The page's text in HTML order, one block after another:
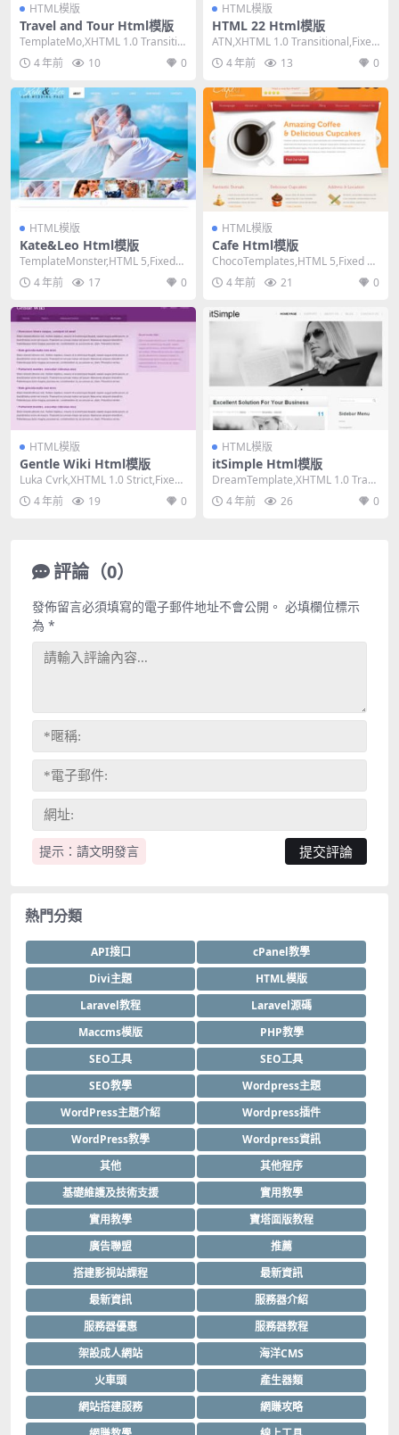
HTML模版
Travel and Tour Html模版
TemplateMo,XHTML 1.0 Transitio
nal,Fixed ...
4 年前 10 0
HTML模版
HTML 22 Html模版
ATN,XHTML 1.0 Transitional,Fixed
Width, ...
4 年前 13 0
HTML模版
Kate&Leo Html模版
TemplateMonster,HTML 5,Fixed
Width, Mixe...
4 年前 17 0
HTML模版
Cafe Html模版
ChocoTemplates,HTML 5,Fixed Wi
dth, 2 Col...
4 年前 21 0
HTML模版
Gentle Wiki Html模版
Luka Cvrk,XHTML 1.0 Strict,Fixed
Width, ...
4 年前 19 0
HTML模版
itSimple Html模版
DreamTemplate,XHTML 1.0 Trans
itional,Fix...
4 年前 26 0
評論（0）
提示：請文明發言
發佈留言必須填寫的電子郵件地址不會公開。 必填欄位標示
為 *
熱門分類
API接口
cPanel教學
Divi主題
HTML模版
Laravel教程
Laravel源碼
Maccms模版
PHP教學
SEO工具
SEO工具
SEO教學
Wordpress主題
WordPress主題介紹
Wordpress插件
WordPress教學
Wordpress資訊
其他
其他程序
基礎維護及技術支援
實用教學
實用教學
寶塔面版教程
廣告聯盟
推薦
搭建影視站課程
最新資訊
最新資訊
服務器介紹
服務器優惠
服務器教程
架設成人網站
海洋CMS
火車頭
產生器類
網站搭建服務
網賺攻略